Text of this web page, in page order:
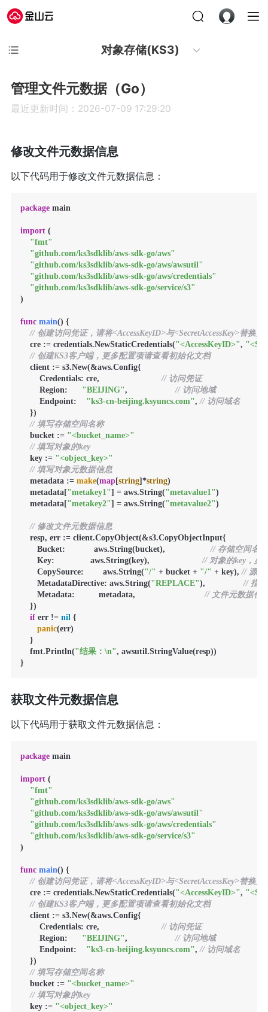
对象存储(KS3)
管理文件元数据（Go）
最近更新时间：2026-07-09 17:29:20
修改文件元数据信息
以下代码用于修改文件元数据信息：
package main
import (
"fmt"
"github.com/ks3sdklib/aws-sdk-go/aws"
"github.com/ks3sdklib/aws-sdk-go/aws/awsutil"
"github.com/ks3sdklib/aws-sdk-go/aws/credentials"
"github.com/ks3sdklib/aws-sdk-go/service/s3"
)
func main() {
// 创建访问凭证，请将<AccessKeyID>与<SecretAccessKey>替换为
    cre := credentials.NewStaticCredentials(
"<AccessKeyID>",
// 创建KS3客户端，更多配置项请查看初始化文档
    client := s3.New(&aws.Config{
        Credentials: cre,
// 访问凭证
        Region:
"BEIJING", // 访问地域
        Endpoint:
"ks3-cn-beijing.ksyuncs.com", // 访问域名
    })
// 填写存储空间名称
    bucket :=
"<bucket_name>"
// 填写对象的key
    key :=
"<object_key>"
// 填写对象元数据信息
    metadata :=
make(map[string]*string)
    metadata[
"metakey1"] = aws.String("metavalue1")
    metadata[
"metakey2"] = aws.String("metavalue2")
// 修改文件元数据信息
    resp, err := client.CopyObject(&s3.CopyObjectInput{
       Bucket:            aws.String(bucket),
// 存储空间名
       Key:               aws.String(key),
// 对象的key，必
       CopySource:        aws.String(
"/" + bucket + "/" + key), // 源对
       MetadataDirective: aws.String(
"REPLACE"), // 指
       Metadata:          metadata,
// 文件元数据信
    })
if err != nil {
panic(err)
    }
    fmt.Println(
"结果：\n", awsutil.StringValue(resp))
}
获取文件元数据信息
以下代码用于获取文件元数据信息：
package main
import (
"fmt"
"github.com/ks3sdklib/aws-sdk-go/aws"
"github.com/ks3sdklib/aws-sdk-go/aws/awsutil"
"github.com/ks3sdklib/aws-sdk-go/aws/credentials"
"github.com/ks3sdklib/aws-sdk-go/service/s3"
)
func main() {
// 创建访问凭证，请将<AccessKeyID>与<SecretAccessKey>替换为
    cre := credentials.NewStaticCredentials(
"<AccessKeyID>",
// 创建KS3客户端，更多配置项请查看初始化文档
    client := s3.New(&aws.Config{
        Credentials: cre,
// 访问凭证
        Region:
"BEIJING", // 访问地域
        Endpoint:
"ks3-cn-beijing.ksyuncs.com", // 访问域名
    })
// 填写存储空间名称
    bucket :=
"<bucket_name>"
// 填写对象的key
    key :=
"<object_key>"